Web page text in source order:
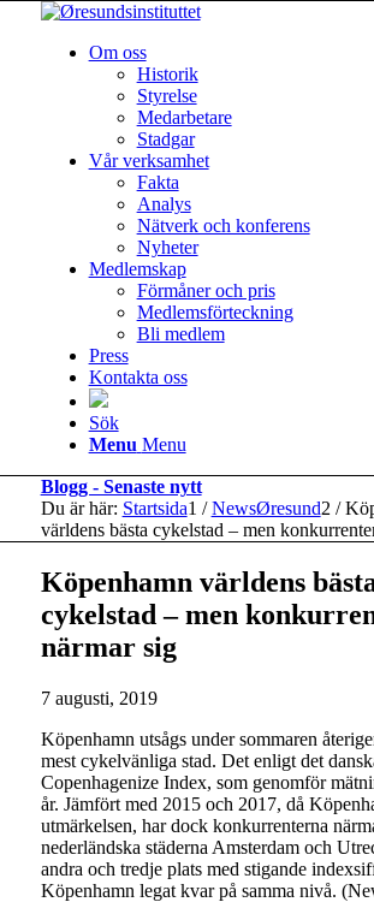
Om oss
Historik
Styrelse
Medarbetare
Stadgar
Vår verksamhet
Fakta
Analys
Nätverk och konferens
Nyheter
Medlemskap
Förmåner och pris
Medlemsförteckning
Bli medlem
Press
Kontakta oss
Sök
Menu Menu
Blogg - Senaste nytt
Du är här: Startsida1 / NewsØresund2 /
världens bästa cykelstad – men
Köpenhamn världens
cykelstad – men
närmar sig
7 augusti, 2019
Köpenhamn utsågs under sommaren
mest cykelvänliga stad. Det enligt det
Copenhagenize Index, som genomför
år. Jämfört med 2015 och 2017, då
utmärkelsen, har dock konkurrenterna
nederländska städerna Amsterdam och
andra och tredje plats med stigande
Köpenhamn legat kvar på samma nivå.